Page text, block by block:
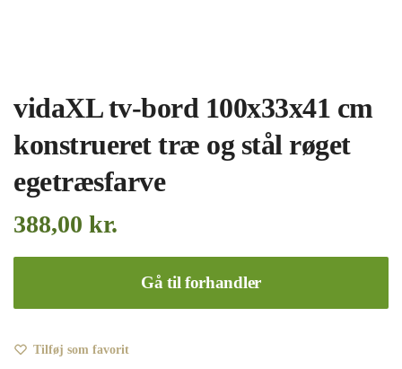
vidaXL tv-bord 100x33x41 cm
konstrueret træ og stål røget
egetræsfarve
388,00 kr.
Gå til forhandler
Tilføj som favorit